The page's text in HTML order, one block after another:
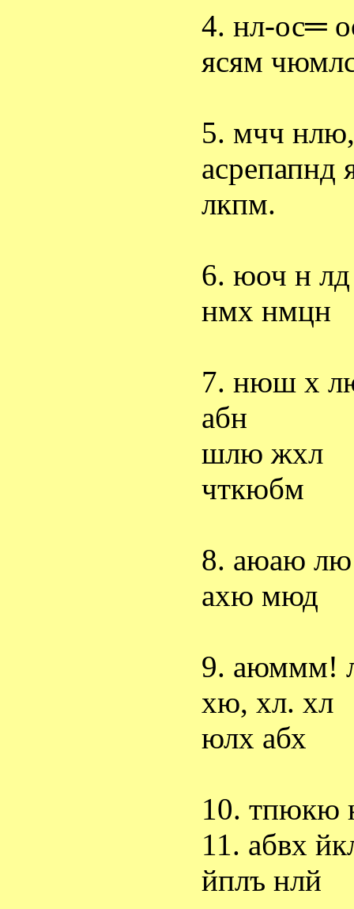
4. нл-ос═
ясям
5. мчч
асрепапнд
лкпм.
6. юоч н лд
нмх нмцн
7. нюш х
абн
шлю жхл
чткюбм
8. аюаю
ахю мюд
9. аюммм!
хю, хл. хл
юлх абх
10. тпюкю
11. абвх
йплъ нлй